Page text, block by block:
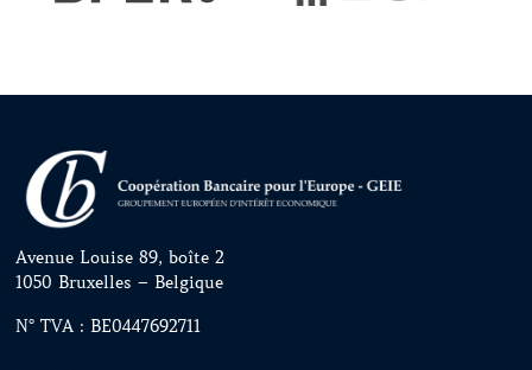
Avenue Louise 89, boîte 2
1050 Bruxelles – Belgique
N° TVA : BE0447692711